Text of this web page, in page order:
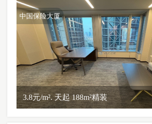
中国保险大厦
3.8元/m². 天起 188m²精装